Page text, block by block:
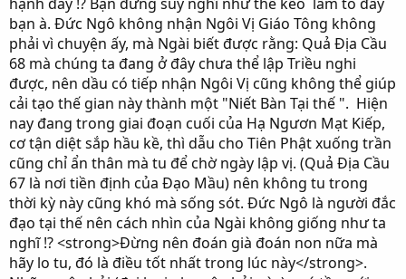
bạn à. Đức Ngô không nhận Ngôi Vị Giáo Tông không
phải vì chuyện ấy, mà Ngài biết được rằng: Quả Địa Cầu
68 mà chúng ta đang ở đây chưa thể lập Triều nghi
được, nên dầu có tiếp nhận Ngôi Vị cũng không thể giúp
cải tạo thế gian này thành một "Niết Bàn Tại thế ". Hiện
nay đang trong giai đoạn cuối của Hạ Ngươn Mạt Kiếp,
cơ tận diệt sắp hầu kề, thì dẫu cho Tiên Phật xuống trần
cũng chỉ ẩn thân mà tu để chờ ngày lập vị. (Quả Địa Cầu
67 là nơi tiền định của Đạo Mầu) nên không tu trong
thời kỳ này cũng khó mà sống sót. Đức Ngô là người đắc
đạo tại thế nên cách nhìn của Ngài không giống như ta
nghĩ !? <strong>Đừng nên đoán già đoán non nữa mà
hãy lo tu, đó là điều tốt nhất trong lúc này</strong>.